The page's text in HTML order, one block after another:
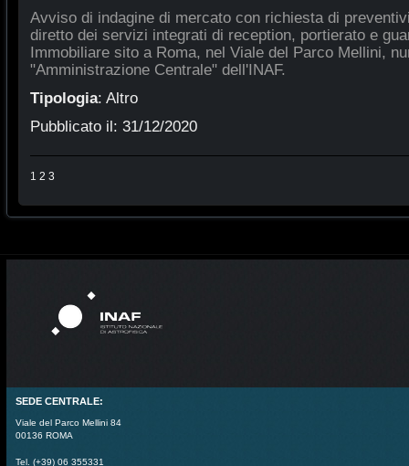
Avviso di indagine di mercato con richiesta di
diretto dei servizi integrati di reception, portierato e
Immobiliare sito a Roma, nel Viale del Parco Mellini,
"Amministrazione Centrale" dell'INAF.
Tipologia: Altro
Pubblicato il: 31/12/2020
1 2 3
SEDE CENTRALE:
Viale del Parco Mellini 84
00136 ROMA
Tel. (+39) 06 355331